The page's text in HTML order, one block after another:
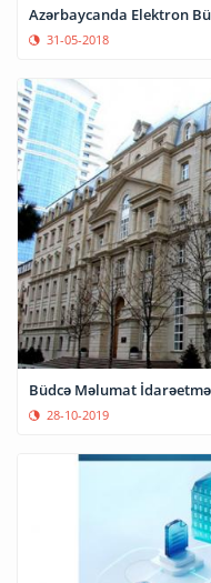
Azərbaycanda Elektron
31-05-2018
Büdcə Məlumat
28-10-2019